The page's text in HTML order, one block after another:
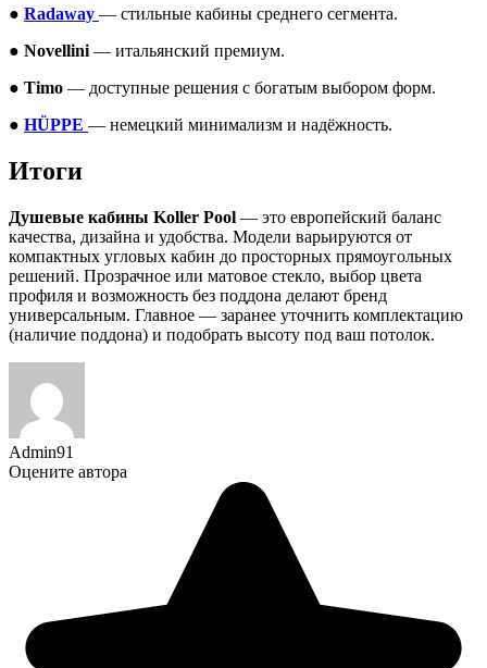
● Radaway — стильные кабины среднего сегмента.
● Novellini — итальянский премиум.
● Timo — доступные решения с богатым выбором форм.
● HÜPPE — немецкий минимализм и надёжность.
Итоги
Душевые кабины Koller Pool — это европейский баланс
качества, дизайна и удобства. Модели варьируются от
компактных угловых кабин до просторных прямоугольных
решений. Прозрачное или матовое стекло, выбор цвета
профиля и возможность без поддона делают бренд
универсальным. Главное — заранее уточнить комплектацию
(наличие поддона) и подобрать высоту под ваш потолок.
Admin91
Оцените автора